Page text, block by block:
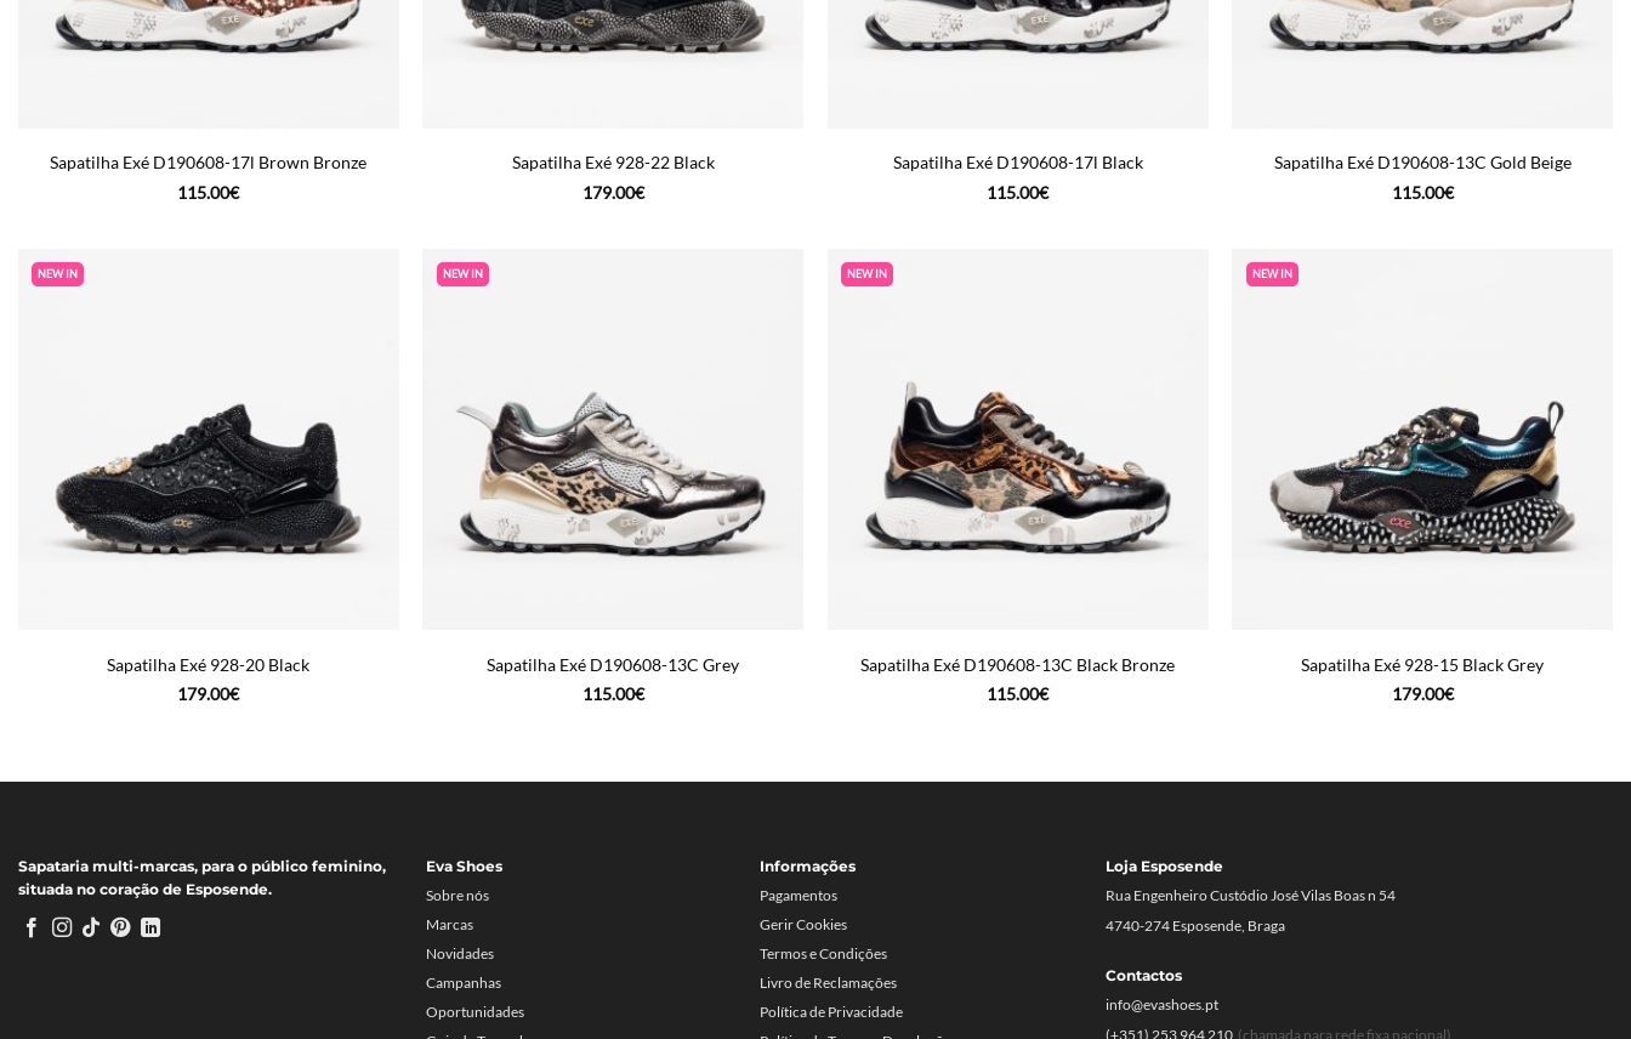
Sapatilha Exé D190608-17l Brown Bronze
115.00€
Sapatilha Exé 928-22 Black
179.00€
Sapatilha Exé D190608-17l Black
115.00€
Sapatilha Exé D190608-13C Gold Beige
115.00€
NEW IN
Sapatilha Exé 928-20 Black
179.00€
NEW IN
Sapatilha Exé D190608-13C Grey
115.00€
NEW IN
Sapatilha Exé D190608-13C Black Bronze
115.00€
NEW IN
Sapatilha Exé 928-15 Black Grey
179.00€
Sapataria multi-marcas, para o público feminino,
situada no coração de Esposende.
Eva Shoes
Sobre nós
Marcas
Novidades
Campanhas
Oportunidades
Informações
Pagamentos
Gerir Cookies
Termos e Condições
Livro de Reclamações
Política de Privacidade
Loja Esposende
Rua Engenheiro Custódio José Vilas Boas n 54
4740-274 Esposende, Braga
Contactos
info@evashoes.pt
(+351) 253 964 210 (chamada para rede fixa nacional)